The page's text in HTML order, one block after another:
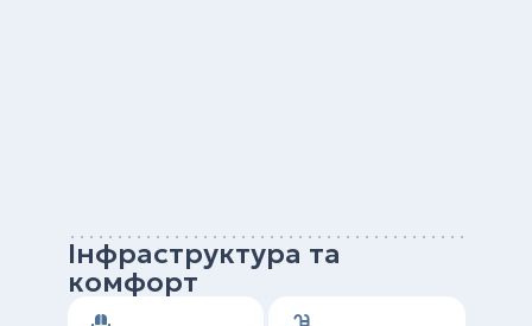
Інфраструктура та
комфорт